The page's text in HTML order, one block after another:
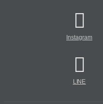
Instagram
LINE